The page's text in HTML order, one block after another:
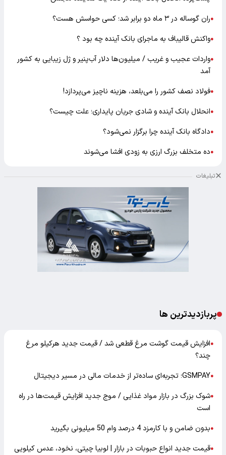
●ران گوساله در ۳ ماه دو برابر شد؛ کسی حواسش هست؟
●واکنش قالیباف به ماجرای بانک آینده چه بود ؟
●واردات عجیب و غریب / میلیون‌ها دلار آب‌پنیر و ژل زیبایی به کشور
آمد
●فولاد نصف کشور را می‌بلعد، هزینه ناچیز می‌پردازد!
●انحلال بانک آینده و شادی جریان پایداری؛ علت چیست؟
●دادگاه بانک آینده چرا برگزار نمی‌شود؟
●ده متخلف بزرگ ارزی به زودی افشا می‌شوند
تبلیغات
پربازدیدترین ها
●افزایش قیمت گوشت مرغ قطعی شد / قیمت جدید هرکیلو مرغ
چند؟
●GSMPAY؛ تجربه‌ای ساده‌تر از خدمات مالی در مسیر دیجیتال
●شوک بزرگ در بازار مواد غذایی / موج جدید افزایش قیمت‌ها در راه
است
●بدون ضامن و با کارمزد 4 درصد وام 50 میلیونی بگیرید
●قیمت جدید انواع حبوبات در بازار | لوبیا چیتی، نخود، عدس کیلویی